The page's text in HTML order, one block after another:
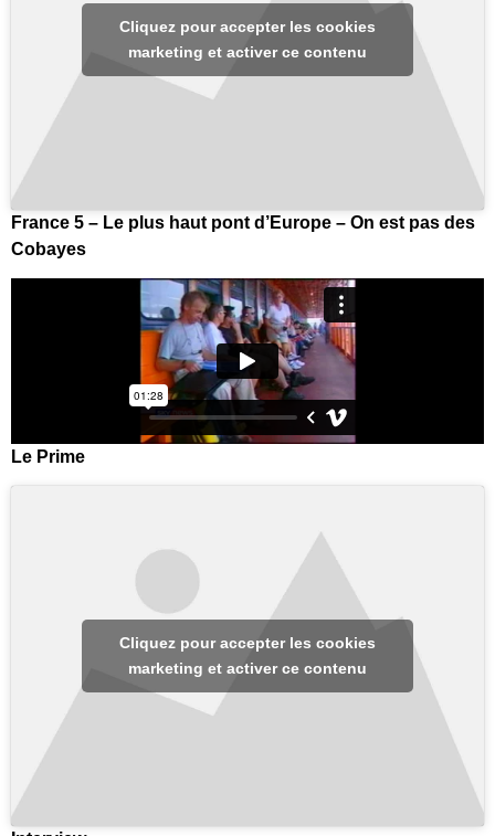
Cliquez pour accepter les cookies
marketing et activer ce contenu
France 5 – Le plus haut pont d’Europe – On est pas des
Cobayes
Le Prime
Cliquez pour accepter les cookies
marketing et activer ce contenu